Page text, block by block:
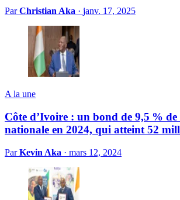
ParChristian Aka · janv. 17, 2025
A la une
Côte d’Ivoire : un bond de 9,5 % de
nationale en 2024, qui atteint 52
ParKevin Aka · mars 12, 2024